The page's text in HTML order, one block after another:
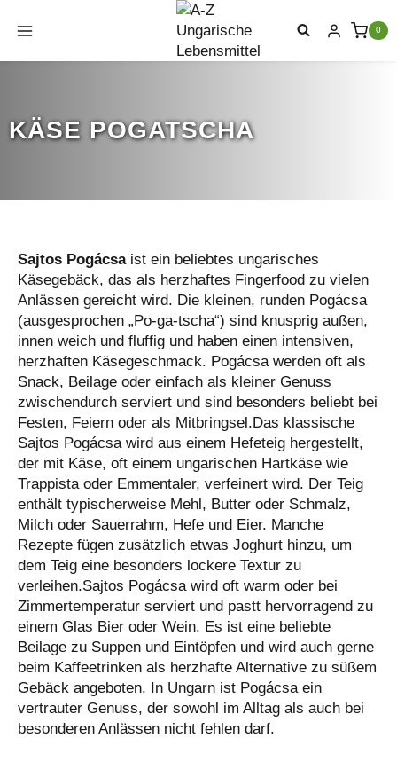
Inhalt
0
KÄSE POGATSCHA
Sajtos Pogácsaist ein beliebtes ungarisches
Käsegebäck, das als herzhaftes Fingerfood zu vielen
Anlässen gereicht wird. Die kleinen, runden Pogácsa
(ausgesprochen „Po-ga-tscha“) sind knusprig außen,
innen weich und fluffig und haben einen intensiven,
herzhaften Käsegeschmack. Pogácsa werden oft als
Snack, Beilage oder einfach als kleiner Genuss
zwischendurch serviert und sind besonders beliebt bei
Festen, Feiern oder als Mitbringsel.Das klassische
Sajtos Pogácsa wird aus einem Hefeteig hergestellt,
der mit Käse, oft einem ungarischen Hartkäse wie
Trappista oder Emmentaler, verfeinert wird. Der Teig
enthält typischerweise Mehl, Butter oder Schmalz,
Milch oder Sauerrahm, Hefe und Eier. Manche
Rezepte fügen zusätzlich etwas Joghurt hinzu, um
dem Teig eine besonders lockere Textur zu
verleihen.Sajtos Pogácsa wird oft warm oder bei
Zimmertemperatur serviert und pastt hervorragend zu
einem Glas Bier oder Wein. Es ist eine beliebte
Beilage zu Suppen und Eintöpfen und wird auch gerne
beim Kaffeetrinken als herzhafte Alternative zu süßem
Gebäck angeboten. In Ungarn ist Pogácsa ein
vertrauter Genuss, der sowohl im Alltag als auch bei
besonderen Anlässen nicht fehlen darf.